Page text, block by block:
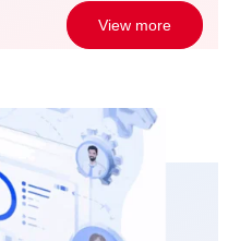
View more